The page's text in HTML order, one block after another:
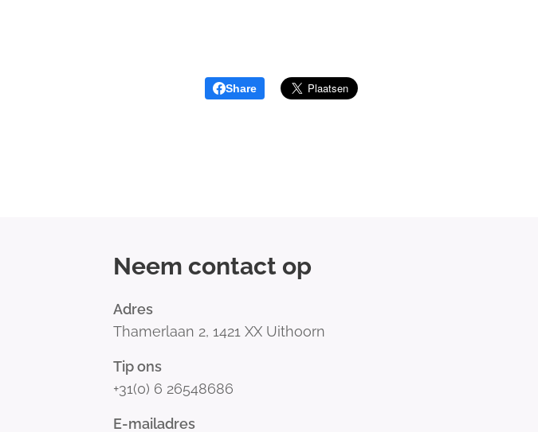
Share
Neem contact op
Adres
Thamerlaan 2, 1421 XX Uithoorn
Tip ons
+31(0) 6 26548686
E-mailadres